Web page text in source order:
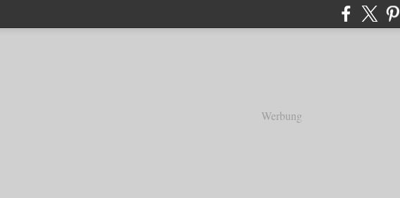
Werbung